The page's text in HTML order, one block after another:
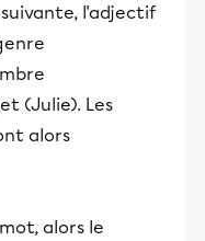
suivante, l'adjectif
(Julie). Les
alors
alors le